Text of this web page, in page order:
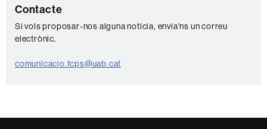
C
o
n
t
t
Contacte
Si vols proposar-nos alguna notícia, envia'ns un correu
electrònic.
comunicacio.fcps@uab.cat